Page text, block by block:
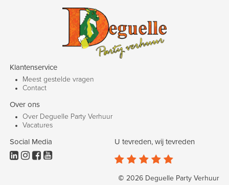
Klantenservice
Meest gestelde vragen
Contact
Over ons
Over Deguelle Party Verhuur
Vacatures
Social Media
   
U tevreden, wij tevreden
    
© 2026 Deguelle Party Verhuur